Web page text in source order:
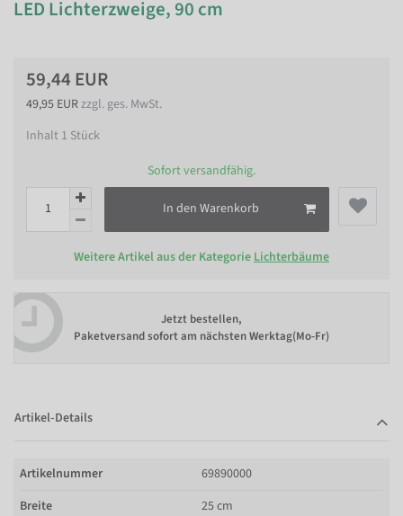
LED Lichterzweige, 90 cm
59,44 EUR
49,95 EURzzgl. ges. MwSt.
Inhalt 1 Stück
Sofort versandfähig.
In den Warenkorb
Weitere Artikel aus der Kategorie Lichterbäume
Jetzt bestellen,
Paketversand sofort am nächsten Werktag(Mo-Fr)
Artikel-Details
Artikelnummer
69890000
Breite
25 cm